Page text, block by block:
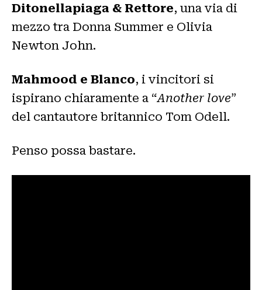
Ditonellapiaga & Rettore, una via di
mezzo tra Donna Summer e Olivia
Newton John.
Mahmood e Blanco, i vincitori si
ispirano chiaramente a “Another love”
del cantautore britannico Tom Odell.
Penso possa bastare.